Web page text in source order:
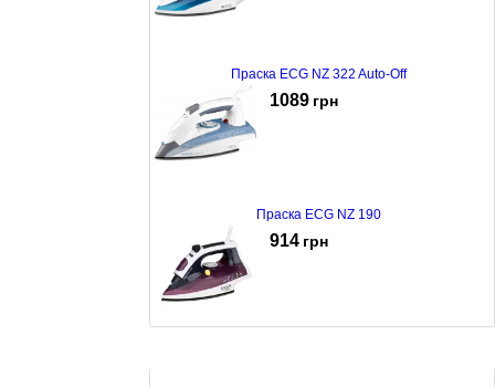
Праска ECG NZ 322 Auto-Off
1089 грн
Праска ECG NZ 190
914 грн